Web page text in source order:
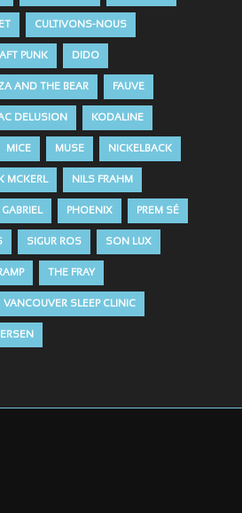
CULTIVONS-NOUS
PUNK DIDO
AND THE BEAR FAUVE
DELUSION KODALINE
MICE MUSE NICKELBACK
MCKERL NILS FRAHM
GABRIEL PHOENIX PREM SÉ
SIGUR ROS SON LUX
THE FRAY
VANCOUVER SLEEP CLINIC